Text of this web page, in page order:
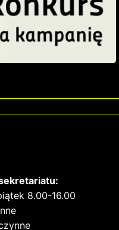
8.00-16.00